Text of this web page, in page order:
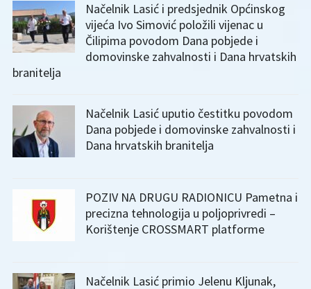
Načelnik Lasić i predsjednik Općinskog
vijeća Ivo Simović položili vijenac u
Čilipima povodom Dana pobjede i
domovinske zahvalnosti i Dana hrvatskih
branitelja
Načelnik Lasić uputio čestitku povodom
Dana pobjede i domovinske zahvalnosti i
Dana hrvatskih branitelja
POZIV NA DRUGU RADIONICU Pametna i
precizna tehnologija u poljoprivredi –
Korištenje CROSSMART platforme
Načelnik Lasić primio Jelenu Kljunak,